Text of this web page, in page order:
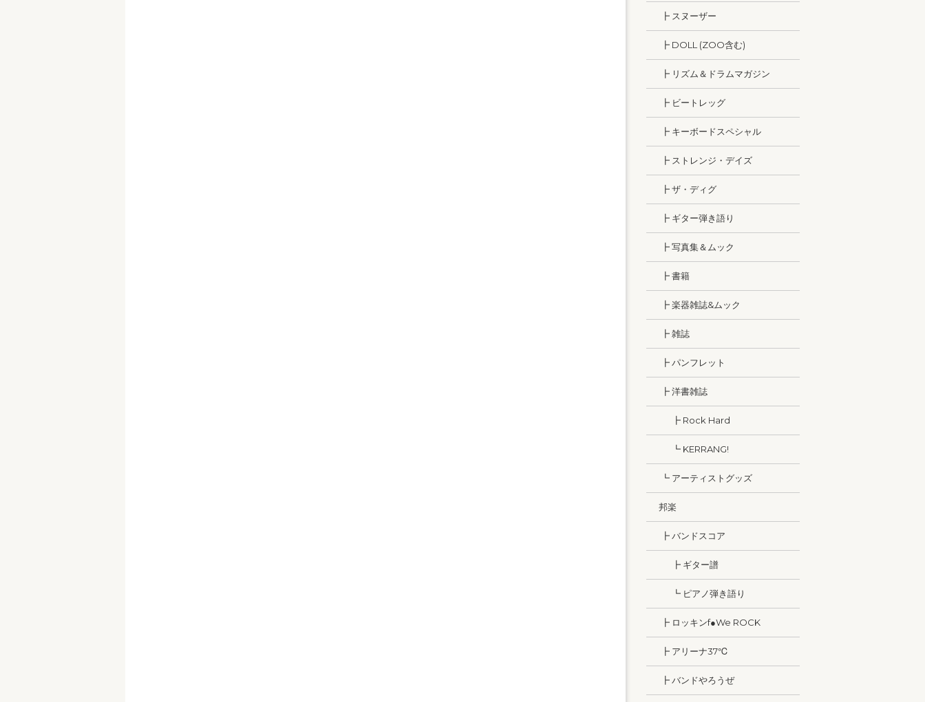
┣ スヌーザー
┣ DOLL (ZOO含む)
┣ リズム＆ドラムマガジン
┣ ビートレッグ
┣ キーボードスペシャル
┣ ストレンジ・デイズ
┣ ザ・ディグ
┣ ギター弾き語り
┣ 写真集＆ムック
┣ 書籍
┣ 楽器雑誌&ムック
┣ 雑誌
┣ パンフレット
┣ 洋書雑誌
┣ Rock Hard
┗ KERRANG!
┗ アーティストグッズ
邦楽
┣ バンドスコア
┣ ギター譜
┗ ピアノ弾き語り
┣ ロッキンf●We ROCK
┣ アリーナ37℃
┣ バンドやろうぜ